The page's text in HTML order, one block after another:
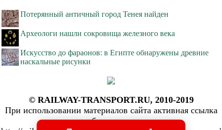
Потерянный античный город Тенея найден
Археологи нашли сокровища железного века
Искусство до фараонов: в Египте обнаружены древние
наскальные рисунки
© RAILWAY-TRANSPORT.RU, 2010-2019
При использовании материалов сайта активная ссылка
обязательна: